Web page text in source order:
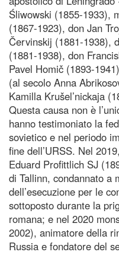
Śliwowski (1855-1933),
(1867-1923), don Jan
Červinskij (1881-1938),
(1881-1938), don
Pavel Homič (1893-
(al secolo Anna
Kamilla Krušel’nickaja
Questa causa non è
hanno testimoniato la
sovietico e nel periodo
fine dell’URSS. Nel
Eduard Profittlich SJ
di Tallinn, condannato a
dell’esecuzione per le
sottoposto durante la
romana; e nel 2020
2002), animatore della
Russia e fondatore del